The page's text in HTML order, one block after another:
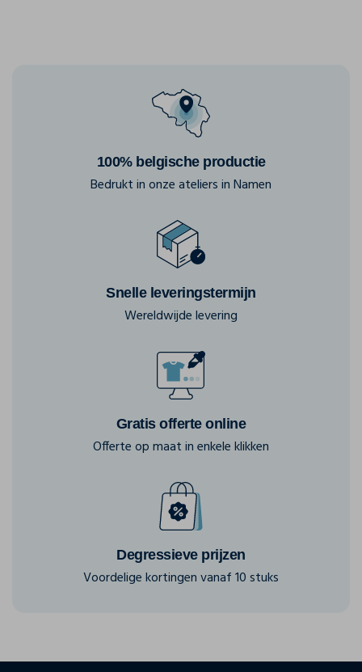
100% belgische productie
Bedrukt in onze ateliers in Namen
Snelle leveringstermijn
Wereldwijde levering
Gratis offerte online
Offerte op maat in enkele klikken
Degressieve prijzen
Voordelige kortingen vanaf 10 stuks